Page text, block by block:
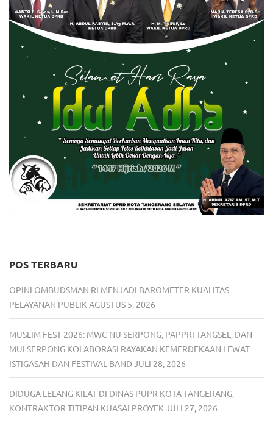
POS TERBARU
OPINI OMBUDSMAN RI MENJADI BAROMETER KUALITAS
PELAYANAN PUBLIK AGUSTUS 5, 2026
MUSLIM FEST 2026: MWC NU SERPONG, PAPPRI TANGSEL, DAN
MUI SERPONG KOLABORASI RAYAKAN KEMERDEKAAN LEWAT
ISTIGASAH DAN FESTIVAL BAND JULI 28, 2026
DIDUGA LELANG KILAT DI DINAS PUPR KOTA TANGERANG,
KONTRAKTOR TITIPAN KUASAI PROYEK JULI 27, 2026